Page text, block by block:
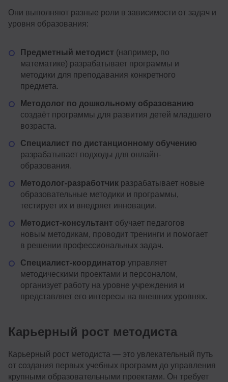
Они выполняют разные роли в зависимости от задач и
уровня образования:
Предметный методист (например, по
математике) разрабатывает программы и
методики для преподавания конкретного
предмета.
Методолог по дошкольному образованию
создаёт программы для развития детей младшего
возраста.
Специалист по дистанционному обучению
разрабатывает подходы для онлайн-
образования.
Методолог-разработчик разрабатывает новые
образовательные методики и программы,
тестирует их и внедряет инновации.
Методист-консультант обучает педагогов
новым методикам, проводит тренинги и помогает
в решении профессиональных задач.
Специалист-координатор управляет
методическими проектами и персоналом,
организует работу на уровне учреждения и
представляет его интересы на внешних уровнях.
Карьерный рост методиста
Карьерный рост методиста — это увлекательный путь
от создания первых учебных программ до управления
крупными образовательными проектами. Он требует